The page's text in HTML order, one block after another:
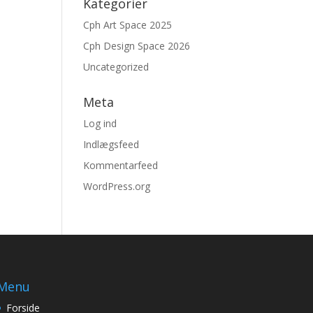
Kategorier
Cph Art Space 2025
Cph Design Space 2026
Uncategorized
Meta
Log ind
Indlægsfeed
Kommentarfeed
WordPress.org
Forside